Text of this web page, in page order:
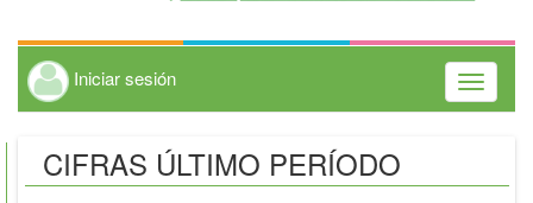
Iniciar sesión
Toggle
CIFRAS ÚLTIMO PERÍODO